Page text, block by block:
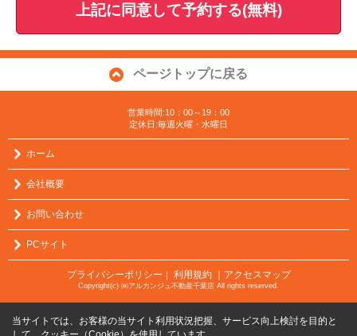
上記に同意して予約する(無料)
ページトップに戻る
営業時間:10：00～19：00
定休日:毎週火曜・水曜日
ホーム
会社概要
お問い合わせ
PCサイト
プライバシーポリシー ｜ 利用規約 ｜アクセスマップ
Copyright(c) ㈱アルカンジュ不動産千葉店 All rights reserved.
当サイトでは、お客様の当サイト利用状況把握、サービス向上検討を目的と